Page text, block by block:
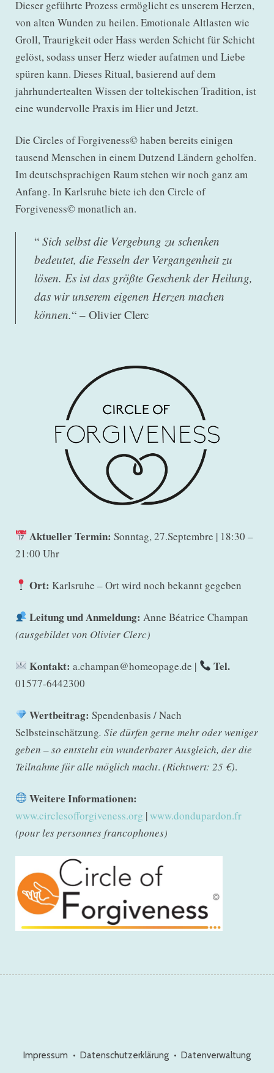
Dieser geführte Prozess ermöglicht es unserem Herzen,
von alten Wunden zu heilen. Emotionale Altlasten wie
Groll, Traurigkeit oder Hass werden Schicht für Schicht
gelöst, sodass unser Herz wieder aufatmen und Liebe
spüren kann. Dieses Ritual, basierend auf dem
jahrhundertealten Wissen der toltekischen Tradition, ist
eine wundervolle Praxis im Hier und Jetzt.
Die Circles of Forgiveness© haben bereits einigen
tausend Menschen in einem Dutzend Ländern geholfen.
Im deutschsprachigen Raum stehen wir noch ganz am
Anfang. In Karlsruhe biete ich den Circle of
Forgiveness© monatlich an.
“ Sich selbst die Vergebung zu schenken
bedeutet, die Fesseln der Vergangenheit zu
lösen. Es ist das größte Geschenk der Heilung,
das wir unserem eigenen Herzen machen
können.“ – Olivier Clerc
Aktueller Termin: Sonntag, 27.Septembre | 18:30 –
21:00 Uhr
Ort: Karlsruhe – Ort wird noch bekannt gegeben
Leitung und Anmeldung: Anne Béatrice Champan
(ausgebildet von Olivier Clerc)
Kontakt: a.champan@homeopage.de | Tel.
01577-6442300
Wertbeitrag: Spendenbasis / Nach
Selbsteinschätzung. Sie dürfen gerne mehr oder weniger
geben – so entsteht ein wunderbarer Ausgleich, der die
Teilnahme für alle möglich macht. (Richtwert: 25 €).
Weitere Informationen:
www.circlesofforgiveness.org |www.dondupardon.fr
(pour les personnes francophones)
Impressum Datenschutzerklärung Datenverwaltung